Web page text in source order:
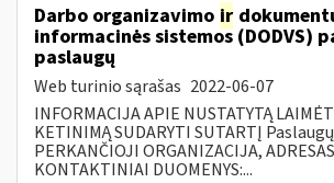
Darbo organizavimo ir
informacinės sistemos (DODVS)
paslaugų
Web turinio sąrašas 2022-06-07
INFORMACIJA APIE NUSTATYTĄ
KETINIMĄ SUDARYTI SUTARTĮ
PERKANČIOJI ORGANIZACIJA, ADRESAS
KONTAKTINIAI DUOMENYS:...